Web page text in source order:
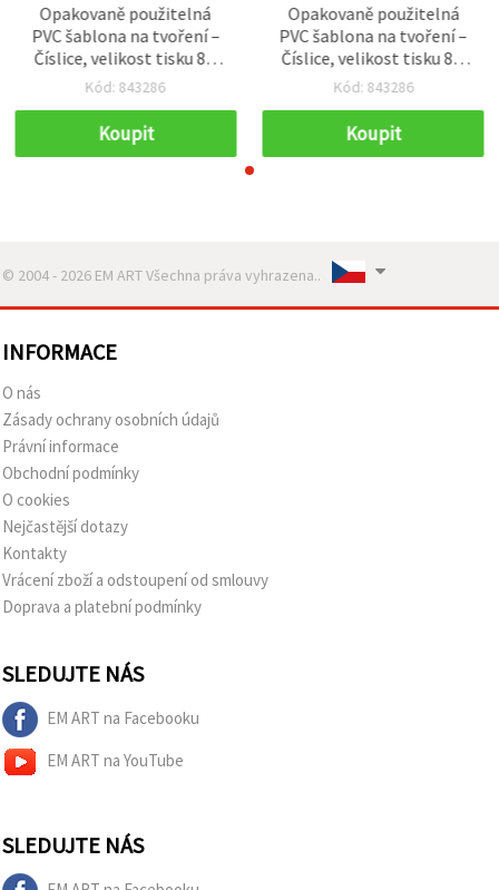
Opakovaně použitelná
PVC šablona na tvoření –
Číslice, velikost tisku 8 ×
7,5 cm
Kód: 843286
Koupit
Opakovaně použitelná
PVC šablona na tvoření –
Číslice, velikost tisku 8 ×
7,5 cm
Kód: 843286
Koupit
© 2004 - 2026 EM ART Všechna práva vyhrazena..
INFORMACE
O nás
Zásady ochrany osobních údajů
Právní informace
Obchodní podmínky
O cookies
Nejčastější dotazy
Kontakty
Vrácení zboží a odstoupení od smlouvy
Doprava a platební podmínky
SLEDUJTE NÁS
EM ART na Facebooku
EM ART na YouTube
SLEDUJTE NÁS